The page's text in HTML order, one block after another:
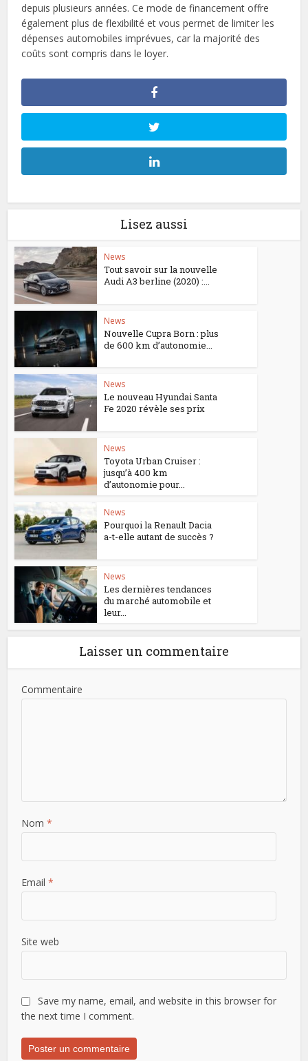
depuis plusieurs années. Ce mode de financement offre
également plus de flexibilité et vous permet de limiter les
dépenses automobiles imprévues, car la majorité des
coûts sont compris dans le loyer.
Lisez aussi
News
Tout savoir sur la nouvelle
Audi A3 berline (2020) :...
News
Nouvelle Cupra Born : plus
de 600 km d’autonomie...
News
Le nouveau Hyundai Santa
Fe 2020 révèle ses prix
News
Toyota Urban Cruiser :
jusqu’à 400 km
d’autonomie pour...
News
Pourquoi la Renault Dacia
a-t-elle autant de succès ?
News
Les dernières tendances
du marché automobile et
leur...
Laisser un commentaire
Commentaire
Nom*
Email*
Site web
Save my name, email, and website in this browser for
the next time I comment.